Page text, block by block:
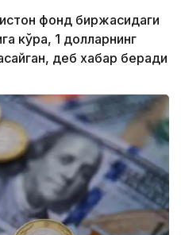
фонд биржасидаги
кўра, 1 долларнинг
деб хабар беради